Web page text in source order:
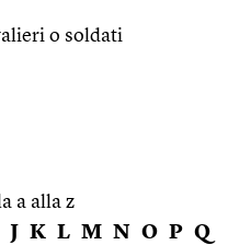
o soldati
a alla z
J K L M N O P Q